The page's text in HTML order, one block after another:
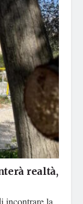
realtà,
incontrare la